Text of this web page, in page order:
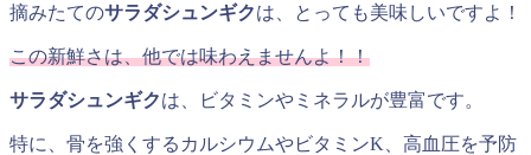
摘みたてのサラダシュンギクは、とっても美味しいですよ！
この新鮮さは、他では味わえませんよ！！
サラダシュンギクは、ビタミンやミネラルが豊富です。
特に、骨を強くするカルシウムやビタミンK、高血圧を予防